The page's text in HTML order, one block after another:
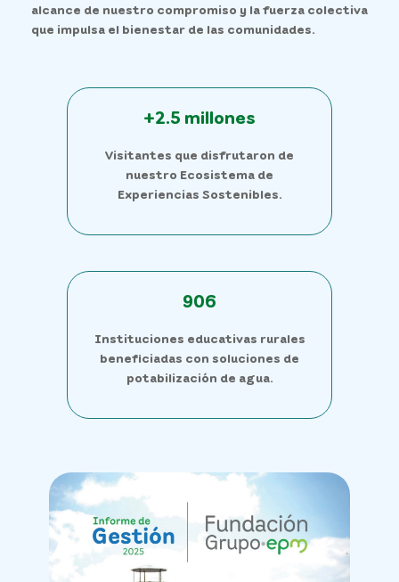
alcance de nuestro compromiso y la fuerza colectiva
que impulsa el bienestar de las comunidades.
+2.5 millones
Visitantes que disfrutaron de
nuestro Ecosistema de
Experiencias Sostenibles.
906
Instituciones educativas rurales
beneficiadas con soluciones de
potabilización de agua.